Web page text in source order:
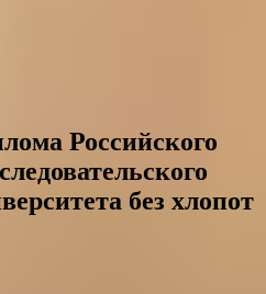
Российского
без хлопот